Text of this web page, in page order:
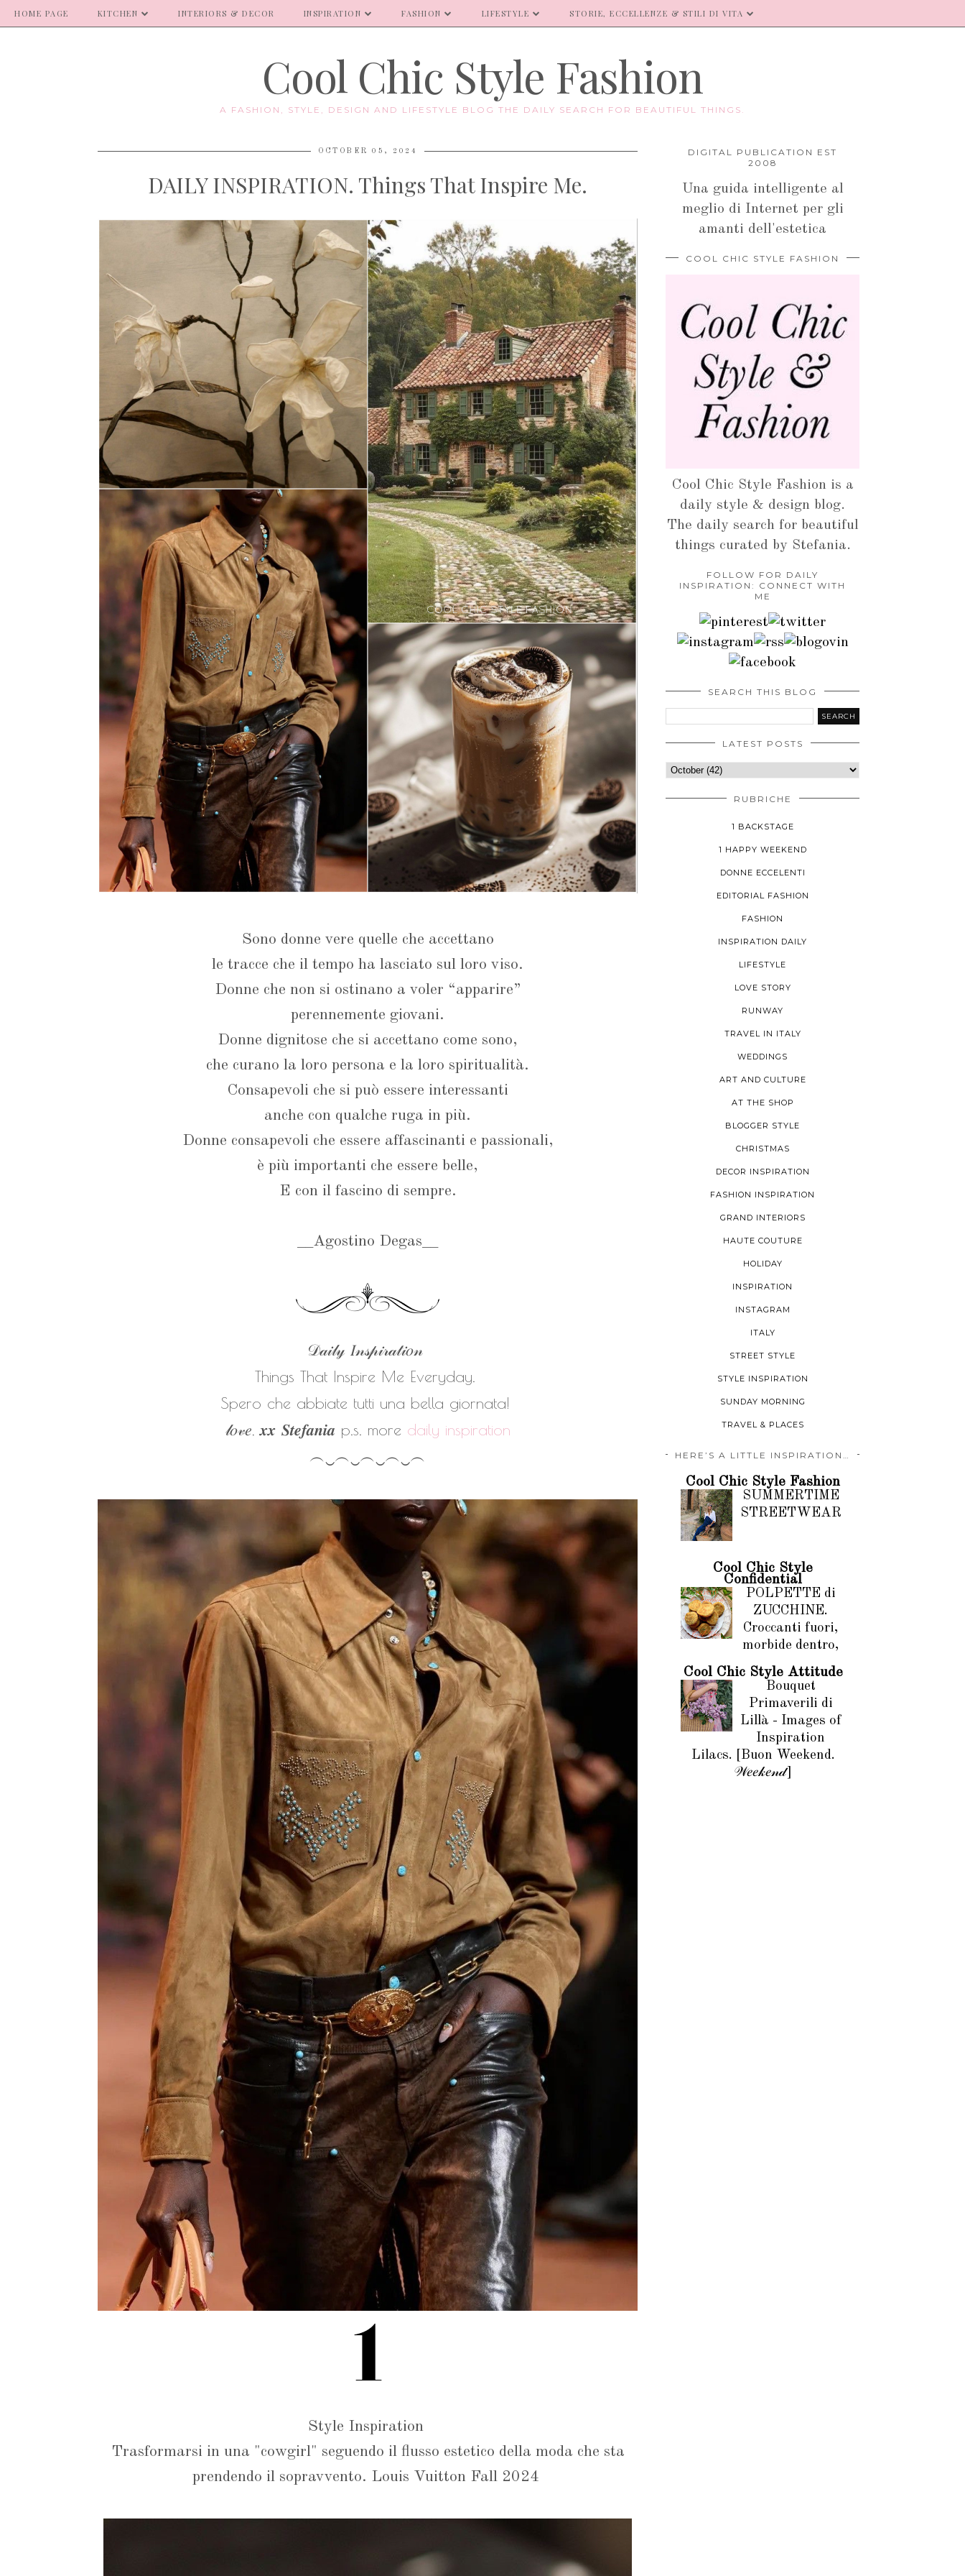
HOME PAGE KITCHEN INTERIORS & DECOR INSPIRATION FASHION LIFESTYLE STORIE, ECCELLENZE & STILI DI VITA
Cool Chic Style Fashion
A FASHION, STYLE, DESIGN AND LIFESTYLE BLOG THE DAILY SEARCH FOR BEAUTIFUL THINGS.
OCTOBER 05, 2024
DAILY INSPIRATION. Things That Inspire Me.
Sono donne vere quelle che accettano
le tracce che il tempo ha lasciato sul loro viso.
Donne che non si ostinano a voler “apparire”
perennemente giovani.
Donne dignitose che si accettano come sono,
che curano la loro persona e la loro spiritualità.
Consapevoli che si può essere interessanti
anche con qualche ruga in più.
Donne consapevoli che essere affascinanti e passionali,
è più importanti che essere belle,
E con il fascino di sempre.
__Agostino Degas__
𝒟𝒶𝒾𝓁𝓎 𝐼𝓃𝓈𝓅𝒾𝓇𝒶𝓉𝒾𝑜𝓃
Things That Inspire Me Everyday.
Spero che abbiate tutti una bella giornata!
𝓁𝑜𝓋𝑒, 𝒙𝒙 𝑺𝒕𝒆𝒇𝒂𝒏𝒊𝒂 p.s. more daily inspiration
︵‿︵‿︵‿︵‿︵
Style Inspiration
Trasformarsi in una "cowgirl" seguendo il flusso estetico della moda che sta
prendendo il sopravvento. Louis Vuitton Fall 2024
DIGITAL PUBLICATION EST
2008
Una guida intelligente al
meglio di Internet per gli
amanti dell'estetica
COOL CHIC STYLE FASHION
Cool Chic Style Fashion is a
daily style & design blog.
The daily search for beautiful
things curated by Stefania.
FOLLOW FOR DAILY
INSPIRATION: CONNECT WITH
ME
SEARCH THIS BLOG
LATEST POSTS
RUBRICHE
1 BACKSTAGE
1 HAPPY WEEKEND
DONNE ECCELENTI
EDITORIAL FASHION
FASHION
INSPIRATION DAILY
LIFESTYLE
LOVE STORY
RUNWAY
TRAVEL IN ITALY
WEDDINGS
ART AND CULTURE
AT THE SHOP
BLOGGER STYLE
CHRISTMAS
DECOR INSPIRATION
FASHION INSPIRATION
GRAND INTERIORS
HAUTE COUTURE
HOLIDAY
INSPIRATION
INSTAGRAM
ITALY
STREET STYLE
STYLE INSPIRATION
SUNDAY MORNING
TRAVEL & PLACES
HERE’S A LITTLE INSPIRATION…
Cool Chic Style Fashion
SUMMERTIME
STREETWEAR
Cool Chic Style
Confidential
POLPETTE di
ZUCCHINE.
Croccanti fuori,
morbide dentro,
Cool Chic Style Attitude
Bouquet
Primaverili di
Lillà - Images of
Inspiration
Lilacs. [Buon Weekend.
𝒲𝑒𝑒𝓀𝑒𝓃𝒹]